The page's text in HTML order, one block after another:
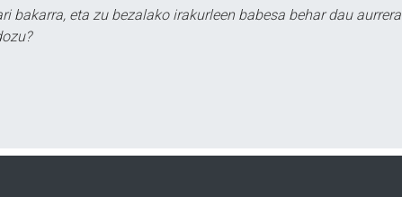
bakarra, eta zu bezalako irakurleen babesa behar dau aurrera